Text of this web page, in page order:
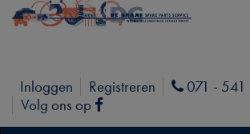
Inloggen Registreren Phone
071 -
Volg ons op
Facebook